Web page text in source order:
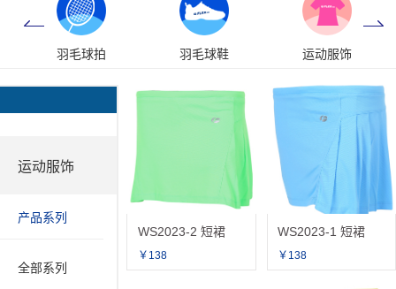
羽毛球拍 羽毛球鞋 运动服饰
运动服饰
产品系列
全部系列
WS2023-2 短裙
￥138
WS2023-1 短裙
￥138